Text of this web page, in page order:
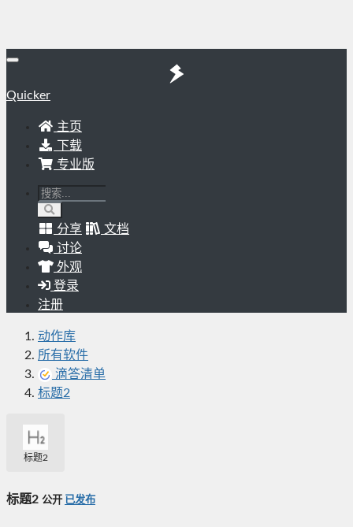
Quicker
主页
下载
专业版
分享
文档
讨论
外观
登录
注册
动作库
所有软件
滴答清单
标题2
标题2
标题2 公开 已发布